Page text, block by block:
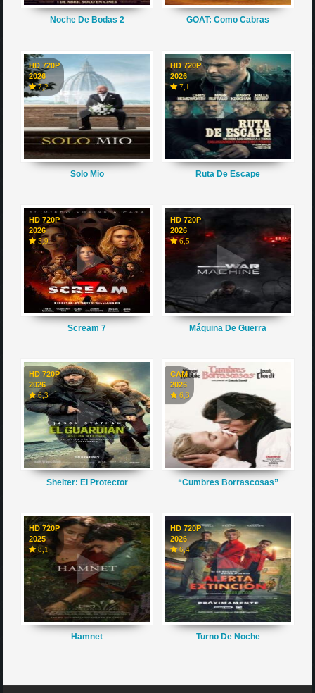
Noche De Bodas 2 GOAT: Como Cabras
HD 720P
2026
7,2
Solo Mio
HD 720P
2026
7,1
Ruta De Escape
HD 720P
2026
5,9
Scream 7
HD 720P
2026
6,5
Máquina De Guerra
HD 720P
2026
6,3
Shelter: El Protector
CAM
2026
6,3
“Cumbres Borrascosas”
HD 720P
2025
8,1
Hamnet
HD 720P
2026
6,4
Turno De Noche